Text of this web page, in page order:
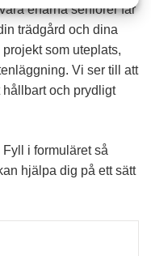
erfarna seniorer får
trädgård och dina
som uteplats,
Vi ser till att
hållbart och prydligt
i formuläret så
hjälpa dig på ett sätt